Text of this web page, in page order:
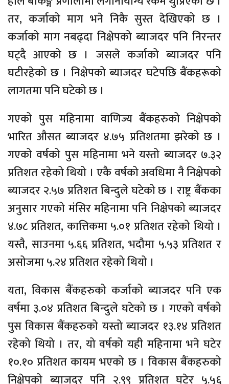
तर, कर्जाको माग भने निकै सुस्त देखिएको छ ।
कर्जाको माग नबढ्दा निक्षेपको ब्याजदर पनि निरन्तर
घट्दै आएको छ । जसले कर्जाको ब्याजदर पनि
घटीरहेको छ । निक्षेपको ब्याजदर घटेपछि बैंकहरूको
लागतमा पनि घटेको छ ।
गएको पुस महिनामा वाणिज्य बैंकहरुको निक्षेपको
भारित औसत ब्याजदर ४.७५ प्रतिशतमा झरेको छ ।
गएको वर्षको पुस महिनामा भने यस्तो ब्याजदर ७.३२
प्रतिशत रहेको थियो । एकै वर्षको अवधिमा नै निक्षेपको
ब्याजदर २.५७ प्रतिशत बिन्दुले घटेको छ । राष्ट्र बैंकका
अनुसार गएको मंसिर महिनामा पनि निक्षेपको ब्याजदर
४.७८ प्रतिशत, कात्तिकमा ५.०१ प्रतिशत रहेको थियो ।
यस्तै, साउनमा ५.६६ प्रतिशत, भदौमा ५.५३ प्रतिशत र
असोजमा ५.२४ प्रतिशत रहेको थियो ।
यता, विकास बैंकहरुको कर्जाको ब्याजदर पनि एक
वर्षमा ३.०४ प्रतिशत बिन्दुले घटेको छ । गएको वर्षको
पुस विकास बैंकहरुको यस्तो ब्याजदर १३.१४ प्रतिशत
रहेको थियो । तर, यो वर्षको यही महिनामा भने घटेर
१०.१० प्रतिशत कायम भएको छ । विकास बैंकहरुको
निक्षेपको ब्याजदर पनि २.९९ प्रतिशत घटेर ५.५६